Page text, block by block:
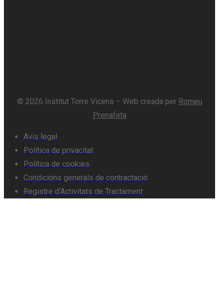
© 2026 Institut Torre Vicens – Web creada per Romeu
Prenafeta
Avís legal
Política de privacitat
Política de cookies
Condicions generals de contractació
Registre d’Activitats de Tractament